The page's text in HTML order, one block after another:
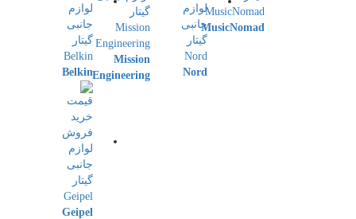
MusicNomad
Nord
Mission
Engineering
Belkin
Geipel